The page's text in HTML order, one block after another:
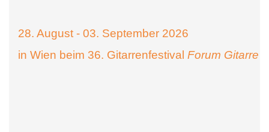
28. August - 03. September 2026
in Wien beim 36. Gitarrenfestival Forum Gitarre